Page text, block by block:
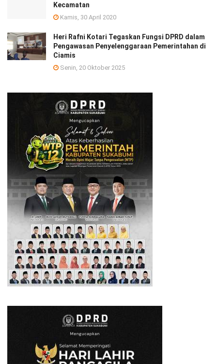
Kecamatan
Kamis, 30 April 2020
Heri Rafni Kotari Tegaskan Fungsi DPRD dalam
Pengawasan Penyelenggaraan Pemerintahan di
Ciamis
Senin, 20 Oktober 2025